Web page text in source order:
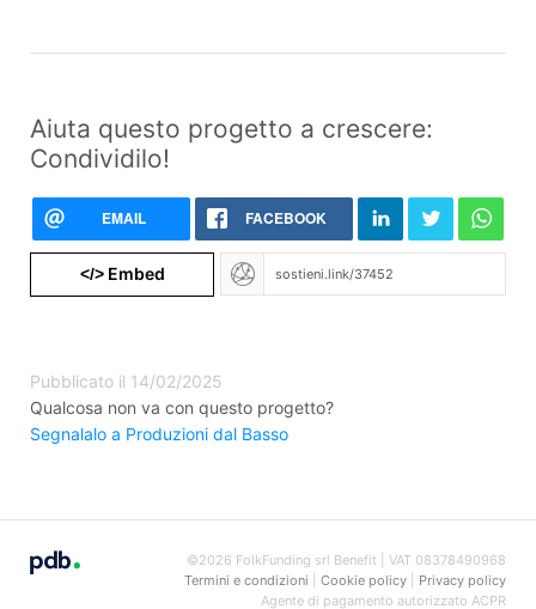
Aiuta questo progetto a crescere:
Condividilo!
EMAIL FACEBOOK
</>Embed
Pubblicato il 14/02/2025
Qualcosa non va con questo progetto?
Segnalalo a Produzioni dal Basso
©2026 FolkFunding srl Benefit | VAT 08378490968
Termini e condizioni
Cookie policy| Privacy policy
Agente di pagamento autorizzato ACPR